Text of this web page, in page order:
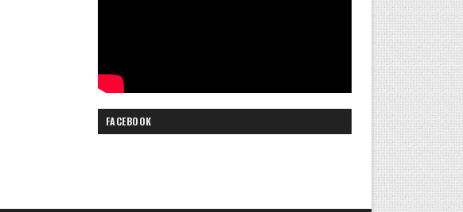
FACEBOOK